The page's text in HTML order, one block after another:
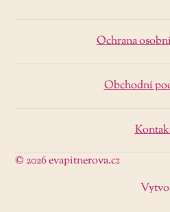
Ochrana
Obchodní
© 2026 evapitnerova.cz